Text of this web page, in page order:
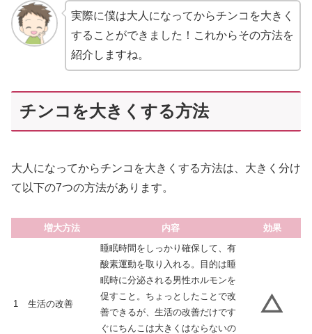
実際に僕は大人になってからチンコを大きく
することができました！これからその方法を
紹介しますね。
チンコを大きくする方法
大人になってからチンコを大きくする方法は、大きく分け
て以下の7つの方法があります。
増大方法 内容 効果
1 生活の改善
睡眠時間をしっかり確保して、有
酸素運動を取り入れる。目的は睡
眠時に分泌される男性ホルモンを
促すこと。ちょっとしたことで改
善できるが、生活の改善だけです
ぐにちんこは大きくはならないの